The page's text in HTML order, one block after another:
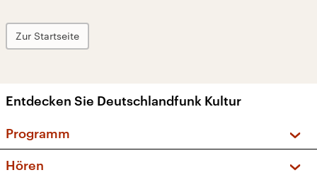
Zur Startseite
Entdecken Sie Deutschlandfunk Kultur
Programm
Hören